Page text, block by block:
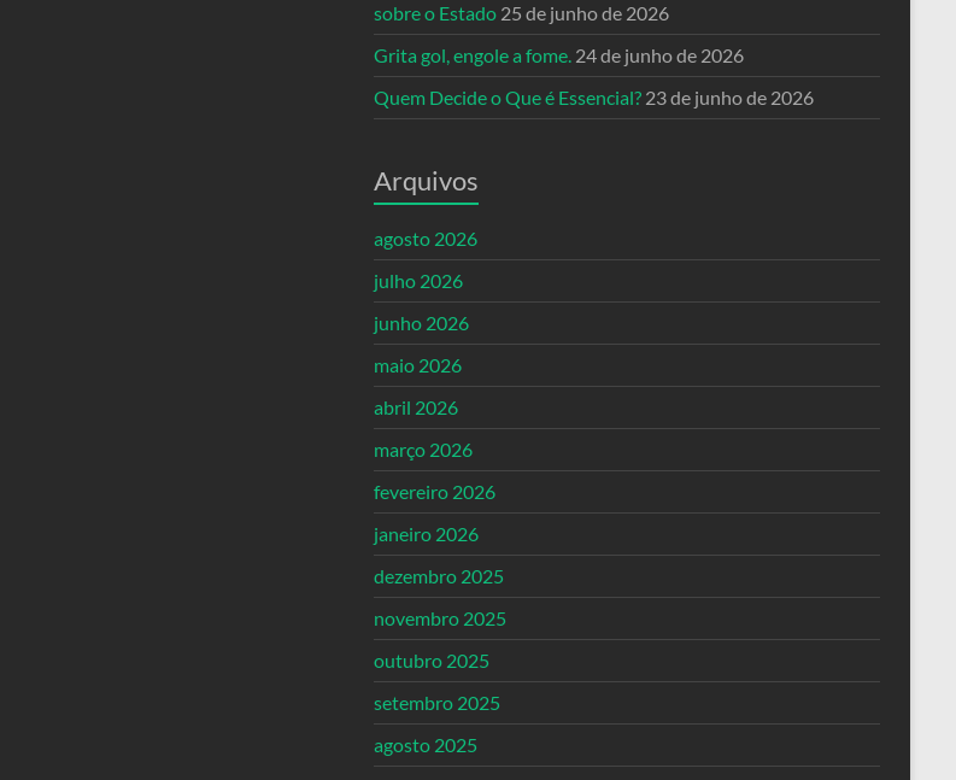
sobre o Estado 25 de junho de 2026
Grita gol, engole a fome. 24 de junho de 2026
Quem Decide o Que é Essencial? 23 de junho de 2026
Arquivos
agosto 2026
julho 2026
junho 2026
maio 2026
abril 2026
março 2026
fevereiro 2026
janeiro 2026
dezembro 2025
novembro 2025
outubro 2025
setembro 2025
agosto 2025